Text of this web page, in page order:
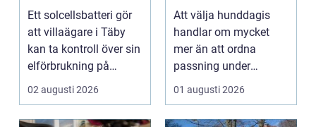
elkostnader året
runt
Ett solcellsbatteri gör
att villaägare i Täby
kan ta kontroll över sin
elförbrukning på
riktigt. Gen...
02 augusti 2026
stan
Att välja hunddagis
handlar om mycket
mer än att ordna
passning under
arbetsdagen. För
många hundäga...
01 augusti 2026